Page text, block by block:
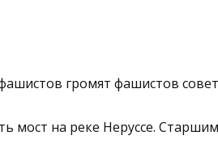
громят фашистов
мост на реке Неруссе.